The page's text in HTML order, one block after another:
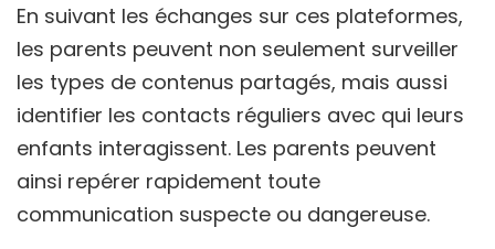
En suivant les échanges sur ces plateformes,
les parents peuvent non seulement surveiller
les types de contenus partagés, mais aussi
identifier les contacts réguliers avec qui leurs
enfants interagissent. Les parents peuvent
ainsi repérer rapidement toute
communication suspecte ou dangereuse.